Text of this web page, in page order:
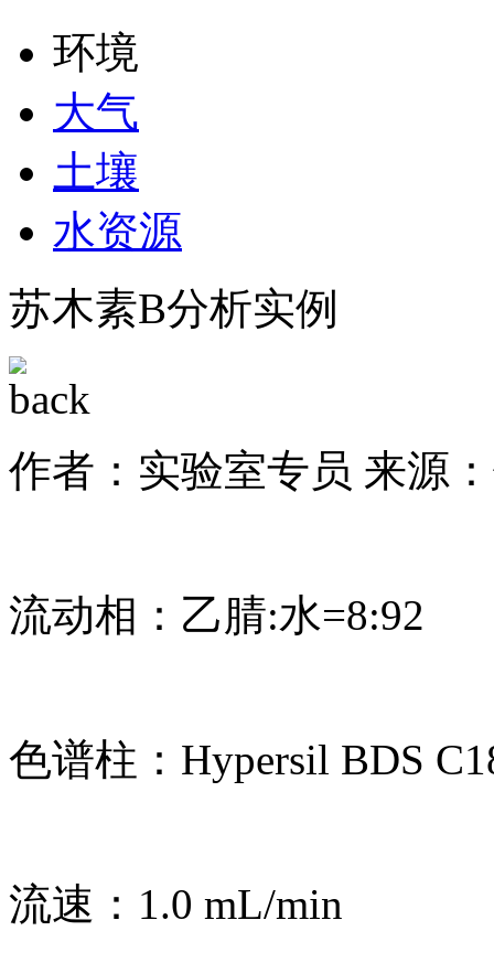
环境
大气
土壤
水资源
苏木素B分析实例
作者：实验室专员 来源
流动相：乙腈:水=8:92
色谱柱：Hypersil BDS
流速：1.0 mL/min